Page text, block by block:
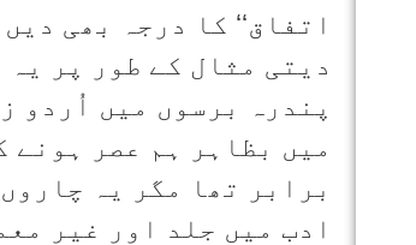
اتفاق‘‘ کا درجہ بھی
دیتی مثال کے طور پر
پندرہ برسوں میں اُردو
میں بظاہر ہم عصر ہونے
برابر تھا مگر یہ
ادب میں جلد اور غیر